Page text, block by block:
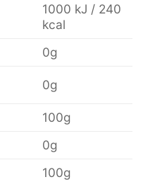
1000 kJ / 240
kcal
0g
0g
100g
0g
100g